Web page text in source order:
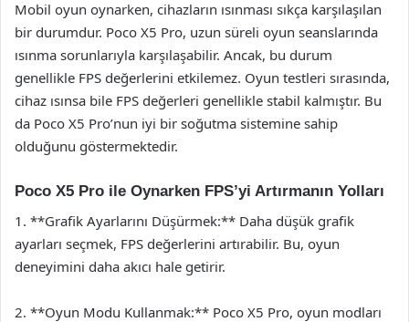
Mobil oyun oynarken, cihazların ısınması sıkça karşılaşılan
bir durumdur. Poco X5 Pro, uzun süreli oyun seanslarında
ısınma sorunlarıyla karşılaşabilir. Ancak, bu durum
genellikle FPS değerlerini etkilemez. Oyun testleri sırasında,
cihaz ısınsa bile FPS değerleri genellikle stabil kalmıştır. Bu
da Poco X5 Pro’nun iyi bir soğutma sistemine sahip
olduğunu göstermektedir.
Poco X5 Pro ile Oynarken FPS’yi Artırmanın Yolları
1. **Grafik Ayarlarını Düşürmek:** Daha düşük grafik
ayarları seçmek, FPS değerlerini artırabilir. Bu, oyun
deneyimini daha akıcı hale getirir.
2. **Oyun Modu Kullanmak:** Poco X5 Pro, oyun modları